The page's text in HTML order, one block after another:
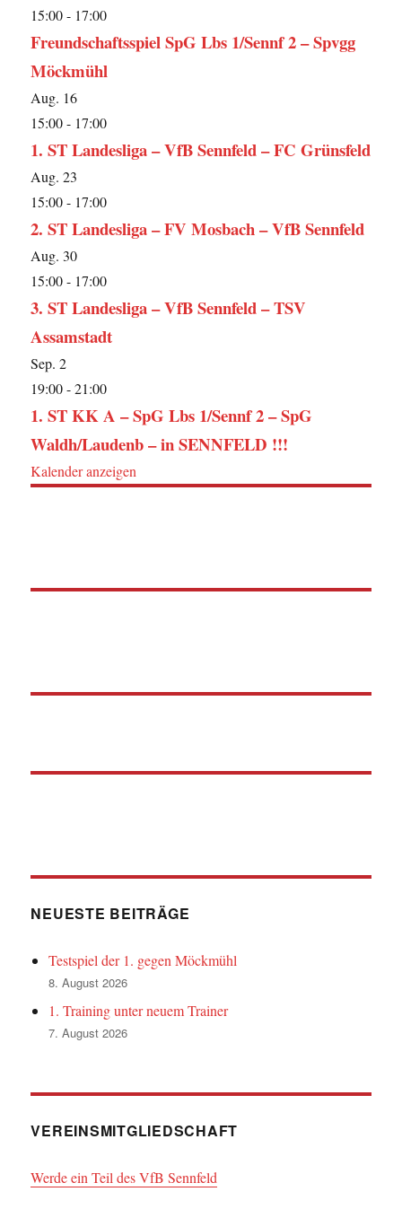
15:00- 17:00
Freundschaftsspiel SpG Lbs 1/Sennf 2 – Spvgg
Möckmühl
Aug. 16
15:00- 17:00
1. ST Landesliga – VfB Sennfeld – FC Grünsfeld
Aug.23
15:00- 17:00
2. ST Landesliga – FV Mosbach – VfB Sennfeld
Aug. 30
15:00- 17:00
3. ST Landesliga – VfB Sennfeld – TSV
Assamstadt
Sep.2
19:00-21:00
1. ST KK A – SpG Lbs 1/Sennf 2 – SpG
Waldh/Laudenb – in SENNFELD !!!
Kalender anzeigen
NEUESTE BEITRÄGE
Testspiel der 1. gegen Möckmühl
8. August 2026
1. Training unter neuem Trainer
7. August 2026
VEREINSMITGLIEDSCHAFT
Werde ein Teil des VfB Sennfeld